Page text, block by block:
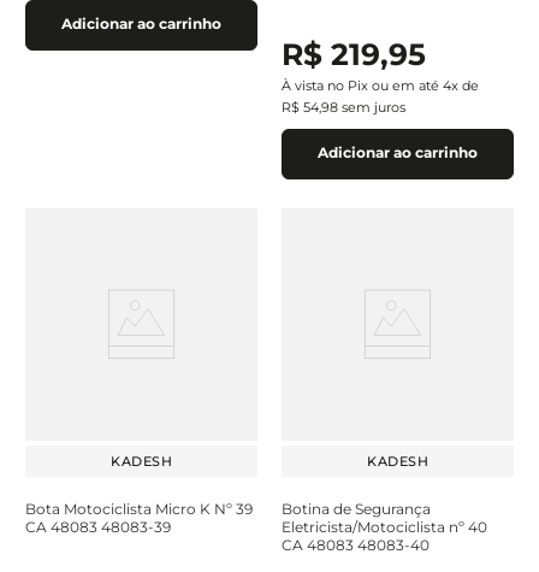
Adicionar ao carrinho
R$ 219,95
À vista no Pix ou em até 4x de
R$ 54,98 sem juros
Adicionar ao carrinho
KADESH
Bota Motociclista Micro K Nº 39
CA 48083 48083-39
KADESH
Botina de Segurança
Eletricista/Motociclista nº 40
CA 48083 48083-40